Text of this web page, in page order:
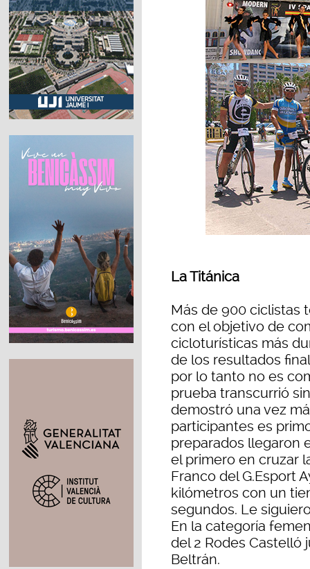
La Titánica
Más de 900 ciclistas
con el objetivo de
cicloturísticas más
de los resultados
por lo tanto no es
prueba transcurrió
demostró una vez
participantes es
preparados llegaron
el primero en cruzar
Franco del G.Esport
kilómetros con un
segundos. Le
En la categoría
del 2 Rodes Castelló
Beltrán.